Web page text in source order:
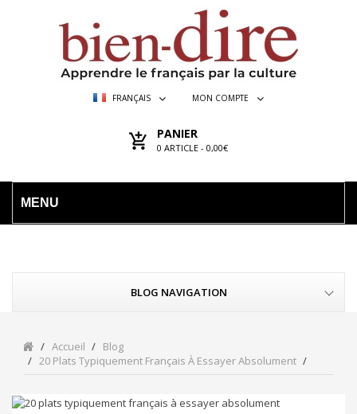
FRANÇAIS MON COMPTE
PANIER
0 ARTICLE - 0,00€
MENU
BLOG NAVIGATION
Accueil
Blog
20 Plats Typiquement Français À Essayer Absolument